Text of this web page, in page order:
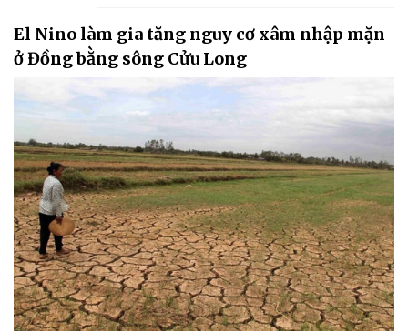
El Nino làm gia tăng nguy cơ xâm nhập mặn
ở Đồng bằng sông Cửu Long